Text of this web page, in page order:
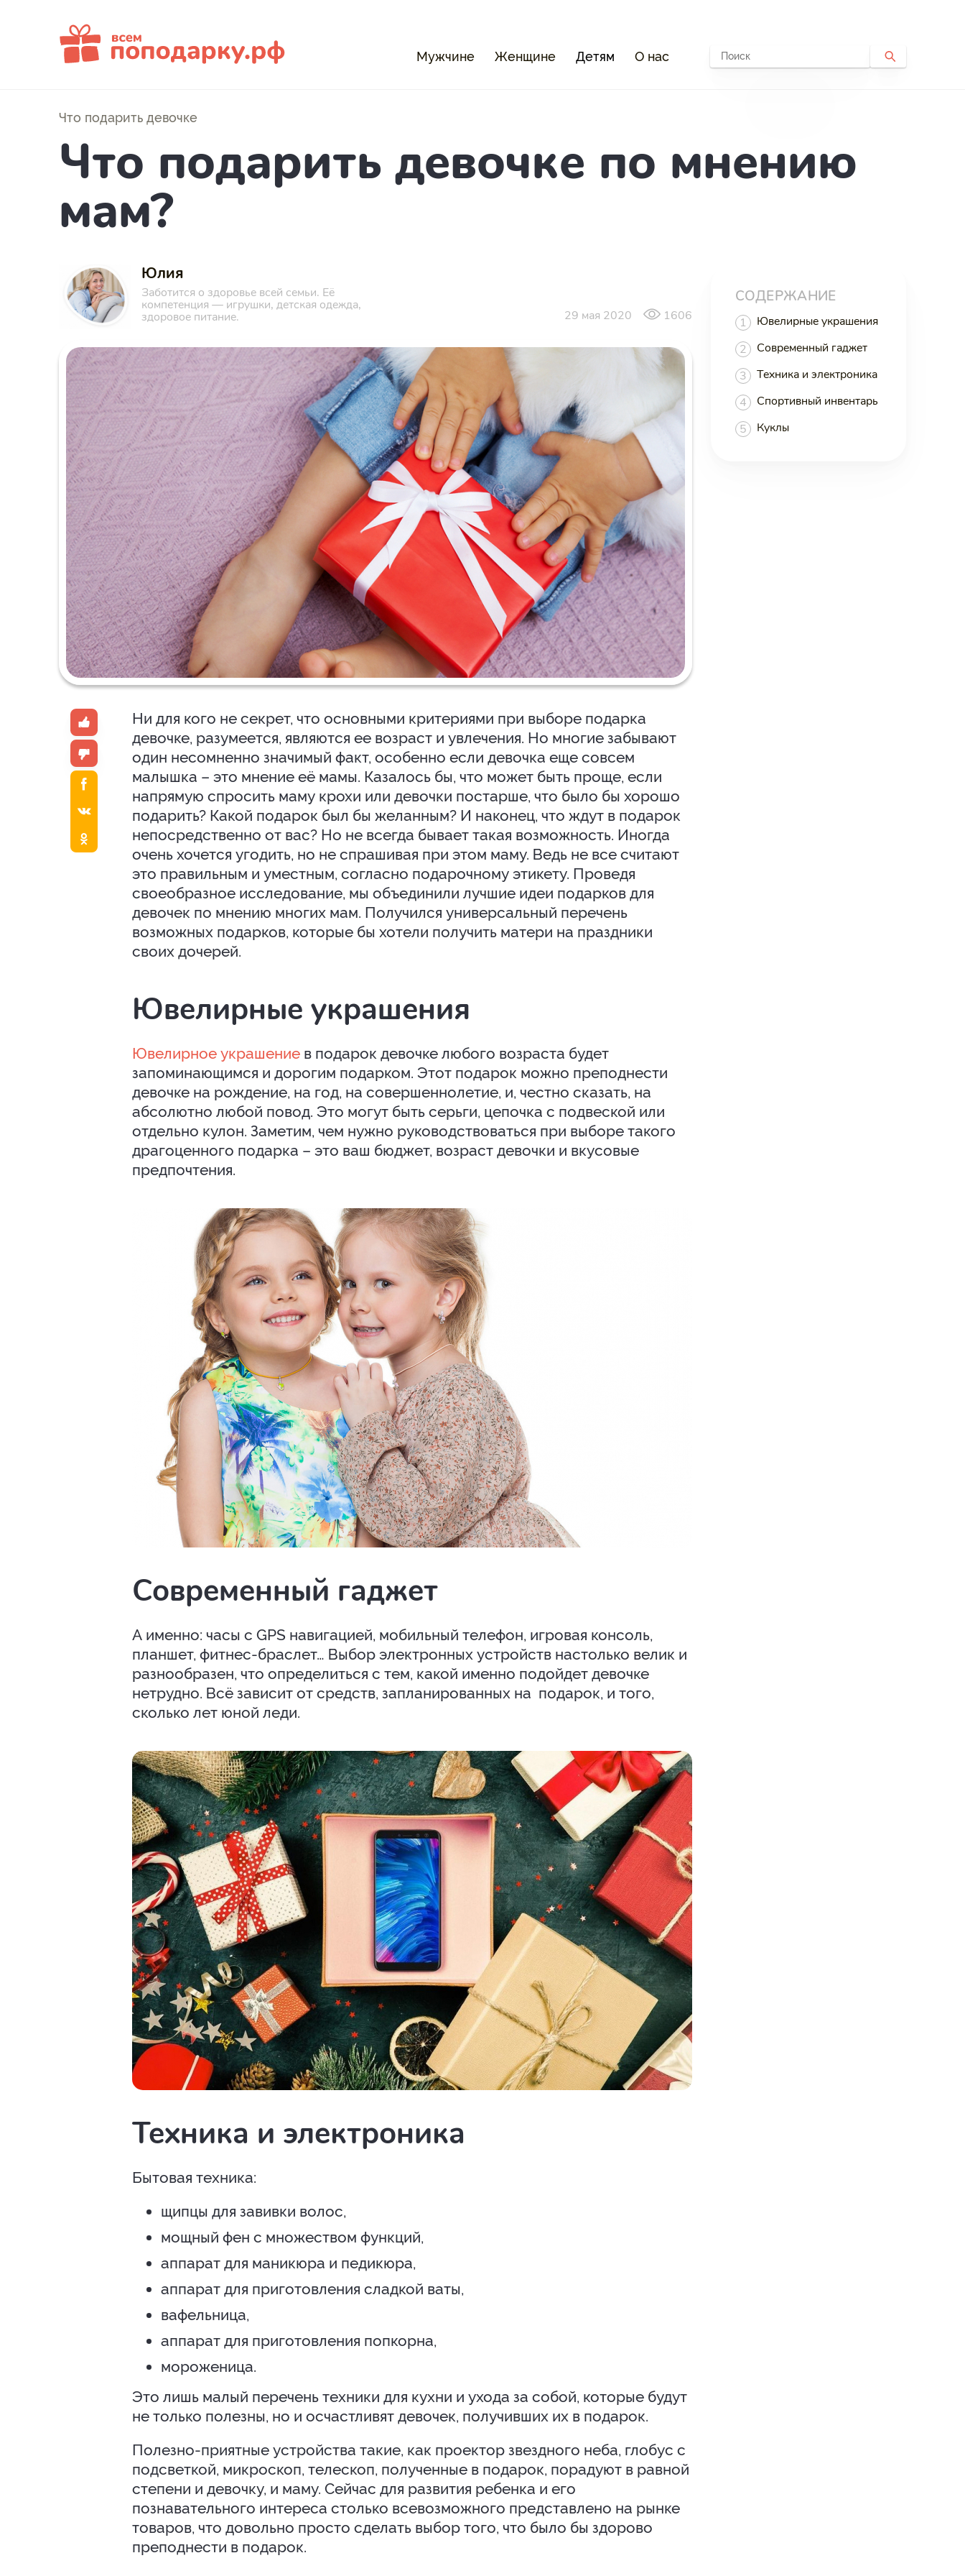
Мужчине Женщине Детям
О нас
Девочкам
Что подарить девочке
Что подарить девочке по мнению
мам?
Юлия
Заботится о здоровье всей семьи. Её
компетенция — игрушки, детская одежда,
здоровое питание. 29 мая 2020 1606
Ни для кого не секрет, что основными критериями при выборе подарка
девочке, разумеется, являются ее возраст и увлечения. Но многие забывают
один несомненно значимый факт, особенно если девочка еще совсем
малышка – это мнение её мамы. Казалось бы, что может быть проще, если
напрямую спросить маму крохи или девочки постарше, что было бы хорошо
подарить? Какой подарок был бы желанным? И наконец, что ждут в подарок
непосредственно от вас? Но не всегда бывает такая возможность. Иногда
очень хочется угодить, но не спрашивая при этом маму. Ведь не все считают
это правильным и уместным, согласно подарочному этикету. Проведя
своеобразное исследование, мы объединили лучшие идеи подарков для
девочек по мнению многих мам. Получился универсальный перечень
возможных подарков, которые бы хотели получить матери на праздники
своих дочерей.
Ювелирные украшения
Ювелирное украшение в подарок девочке любого возраста будет
запоминающимся и дорогим подарком. Этот подарок можно преподнести
девочке на рождение, на год, на совершеннолетие, и, честно сказать, на
абсолютно любой повод. Это могут быть серьги, цепочка с подвеской или
отдельно кулон. Заметим, чем нужно руководствоваться при выборе такого
драгоценного подарка – это ваш бюджет, возраст девочки и вкусовые
предпочтения.
Современный гаджет
А именно: часы с GPS навигацией, мобильный телефон, игровая консоль,
планшет, фитнес-браслет… Выбор электронных устройств настолько велик и
разнообразен, что определиться с тем, какой именно подойдет девочке
нетрудно. Всё зависит от средств, запланированных на подарок, и того,
сколько лет юной леди.
Техника и электроника
Бытовая техника:
щипцы для завивки волос,
мощный фен с множеством функций,
аппарат для маникюра и педикюра,
аппарат для приготовления сладкой ваты,
вафельница,
аппарат для приготовления попкорна,
мороженица.
Это лишь малый перечень техники для кухни и ухода за собой, которые будут
не только полезны, но и осчастливят девочек, получивших их в подарок.
Полезно-приятные устройства такие, как проектор звездного неба, глобус с
подсветкой, микроскоп, телескоп, полученные в подарок, порадуют в равной
степени и девочку, и маму. Сейчас для развития ребенка и его
познавательного интереса столько всевозможного представлено на рынке
товаров, что довольно просто сделать выбор того, что было бы здорово
преподнести в подарок.
СОДЕРЖАНИЕ
1
Ювелирные украшения
2
Современный гаджет
3
Техника и электроника
4
Спортивный инвентарь
5
Куклы